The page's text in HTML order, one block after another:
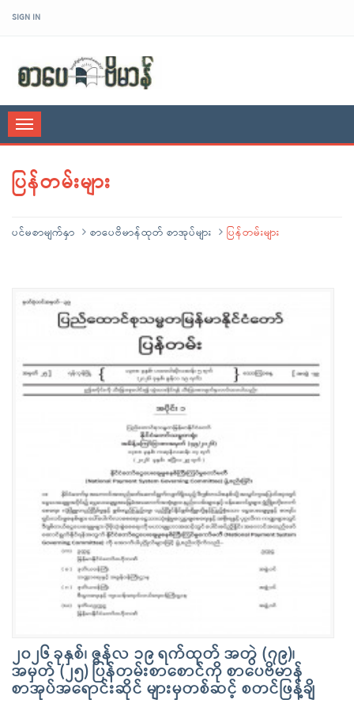
SIGN IN
Toggle
navigation
ပြန်တမ်းများ
ပင်မစာမျက်နှာ စာပေဗိမာန်ထုတ် စာအုပ်များ ပြန်တမ်းများ
၂၀၂၆ ခုနှစ်၊ ဇွန်လ ၁၉ ရက်ထုတ် အတွဲ (၇၉)၊
အမှတ် (၂၅) ပြန်တမ်းစာစောင်ကို စာပေဗိမာန်
စာအုပ်အရောင်းဆိုင် များမှတစ်ဆင့် စတင်ဖြန့်ချိ